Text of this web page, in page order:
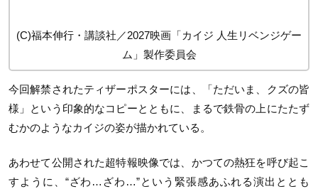
(C)福本伸行・講談社／2027映画「カイジ 人生リベンジゲー
ム」製作委員会
今回解禁されたティザーポスターには、「ただいま、クズの皆
様」という印象的なコピーとともに、まるで鉄骨の上にたたず
むかのようなカイジの姿が描かれている。
あわせて公開された超特報映像では、かつての熱狂を呼び起こ
すように、“ざわ…ざわ…”という緊張感あふれる演出ととも